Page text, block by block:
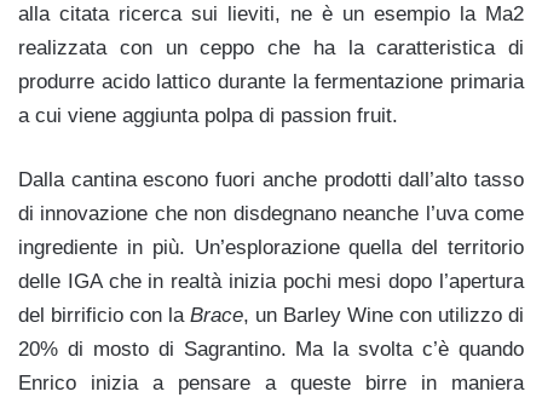
alla citata ricerca sui lieviti, ne è un esempio la Ma2
realizzata con un ceppo che ha la caratteristica di
produrre acido lattico durante la fermentazione primaria
a cui viene aggiunta polpa di passion fruit.
Dalla cantina escono fuori anche prodotti dall’alto tasso
di innovazione che non disdegnano neanche l’uva come
ingrediente in più. Un’esplorazione quella del territorio
delle IGA che in realtà inizia pochi mesi dopo l’apertura
del birrificio con la Brace, un Barley Wine con utilizzo di
20% di mosto di Sagrantino. Ma la svolta c’è quando
Enrico inizia a pensare a queste birre in maniera